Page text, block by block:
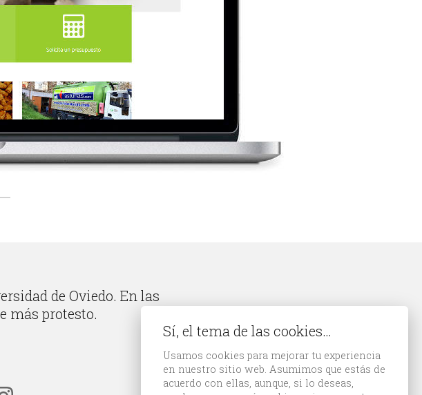
de Oviedo. En las
más protesto.
Sí, el tema de las cookies…
Usamos cookies para mejorar tu experiencia
en nuestro sitio web. Asumimos que estás de
acuerdo con ellas, aunque, si lo deseas,